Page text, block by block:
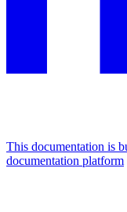
This documentation is
documentation platform